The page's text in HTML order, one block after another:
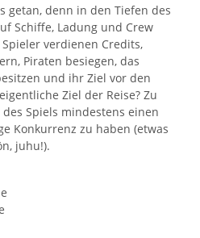
getan, denn in den Tiefen des
Schiffe, Ladung und Crew
verdienen Credits,
Piraten besiegen, das
und ihr Ziel vor den
Ziel der Reise? Zu
Spiels mindestens einen
Konkurrenz zu haben (etwas
juhu!).